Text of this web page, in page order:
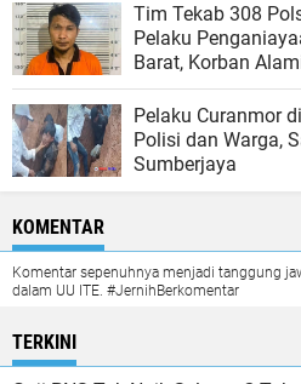
Tim Tekab 308
Pelaku
Barat, Korban
Pelaku Curanmor
Polisi dan Warga,
Sumberjaya
KOMENTAR
Komentar sepenuhnya menjadi tanggung
dalam UU ITE. #JernihBerkomentar
TERKINI